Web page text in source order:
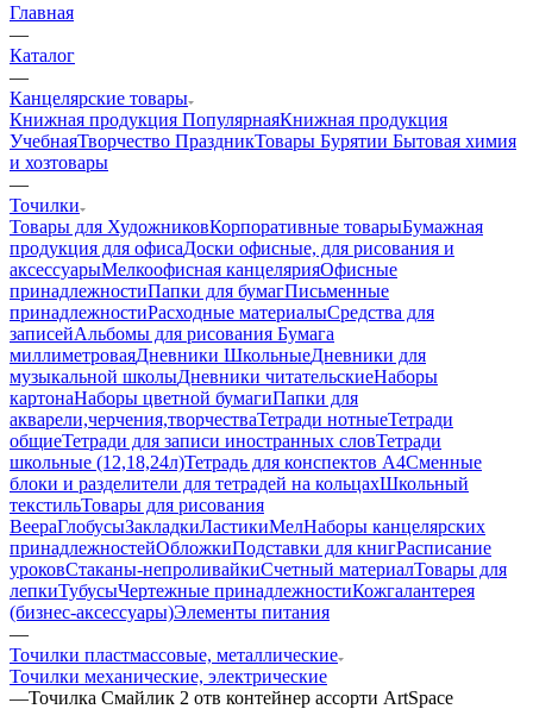
Главная
—
Каталог
—
Канцелярские товары
Книжная продукция ПопулярнаяКнижная продукция
УчебнаяТворчество ПраздникТовары Бурятии Бытовая химия
и хозтовары
—
Точилки
Товары для ХудожниковКорпоративные товарыБумажная
продукция для офисаДоски офисные, для рисования и
аксессуарыМелкоофисная канцелярияОфисные
принадлежностиПапки для бумагПисьменные
принадлежностиРасходные материалыСредства для
записейАльбомы для рисования Бумага
миллиметроваяДневники ШкольныеДневники для
музыкальной школыДневники читательскиеНаборы
картонаНаборы цветной бумагиПапки для
акварели,черчения,творчестваТетради нотныеТетради
общиеТетради для записи иностранных словТетради
школьные (12,18,24л)Тетрадь для конспектов А4Сменные
блоки и разделители для тетрадей на кольцахШкольный
текстильТовары для рисования
ВеераГлобусыЗакладкиЛастикиМелНаборы канцелярских
принадлежностейОбложкиПодставки для книгРасписание
уроковСтаканы-непроливайкиСчетный материалТовары для
лепкиТубусыЧертежные принадлежностиКожгалантерея
(бизнес-аксессуары)Элементы питания
—
Точилки пластмассовые, металлические
Точилки механические, электрические
—Точилка Смайлик 2 отв контейнер ассорти ArtSpace